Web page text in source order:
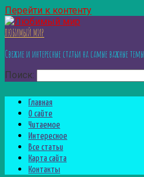
Перейти к контенту
ЛЮБИМЫЙ МИР
Свежие и интересные статьи на самые важные темы
Поиск:
Главная
О сайте
Читаемое
Интересное
Все статьи
Карта сайта
Контакты